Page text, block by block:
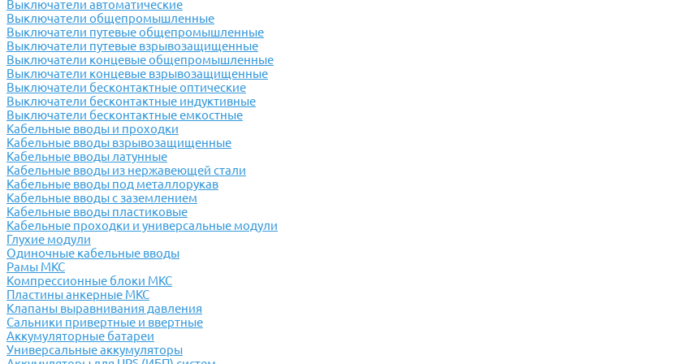
Выключатели автоматические
Выключатели общепромышленные
Выключатели путевые общепромышленные
Выключатели путевые взрывозащищенные
Выключатели концевые общепромышленные
Выключатели концевые взрывозащищенные
Выключатели бесконтактные оптические
Выключатели бесконтактные индуктивные
Выключатели бесконтактные емкостные
Кабельные вводы и проходки
Кабельные вводы взрывозащищенные
Кабельные вводы латунные
Кабельные вводы из нержавеющей стали
Кабельные вводы под металлорукав
Кабельные вводы с заземлением
Кабельные вводы пластиковые
Кабельные проходки и универсальные модули
Глухие модули
Одиночные кабельные вводы
Рамы МКС
Компрессионные блоки МКС
Пластины анкерные МКС
Клапаны выравнивания давления
Сальники привертные и ввертные
Аккумуляторные батареи
Универсальные аккумуляторы